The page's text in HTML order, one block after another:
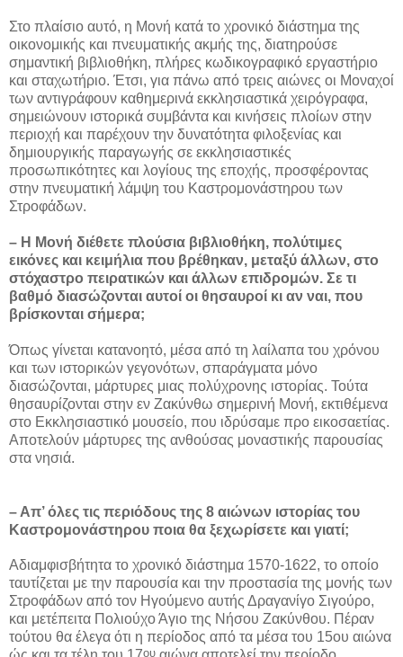
Στο πλαίσιο αυτό, η Μονή κατά το χρονικό διάστημα της
οικονομικής και πνευματικής ακμής της, διατηρούσε
σημαντική βιβλιοθήκη, πλήρες κωδικογραφικό εργαστήριο
και σταχωτήριο. Έτσι, για πάνω από τρεις αιώνες οι Μοναχοί
των αντιγράφουν καθημερινά εκκλησιαστικά χειρόγραφα,
σημειώνουν ιστορικά συμβάντα και κινήσεις πλοίων στην
περιοχή και παρέχουν την δυνατότητα φιλοξενίας και
δημιουργικής παραγωγής σε εκκλησιαστικές
προσωπικότητες και λογίους της εποχής, προσφέροντας
στην πνευματική λάμψη του Καστρομονάστηρου των
Στροφάδων.
– Η Μονή διέθετε πλούσια βιβλιοθήκη, πολύτιμες
εικόνες και κειμήλια που βρέθηκαν, μεταξύ άλλων, στο
στόχαστρο πειρατικών και άλλων επιδρομών. Σε τι
βαθμό διασώζονται αυτοί οι θησαυροί κι αν ναι, που
βρίσκονται σήμερα;
Όπως γίνεται κατανοητό, μέσα από τη λαίλαπα του χρόνου
και των ιστορικών γεγονότων, σπαράγματα μόνο
διασώζονται, μάρτυρες μιας πολύχρονης ιστορίας. Τούτα
θησαυρίζονται στην εν Ζακύνθω σημερινή Μονή, εκτιθέμενα
στο Εκκλησιαστικό μουσείο, που ιδρύσαμε προ εικοσαετίας.
Αποτελούν μάρτυρες της ανθούσας μοναστικής παρουσίας
στα νησιά.
– Απ’ όλες τις περιόδους της 8 αιώνων ιστορίας του
Καστρομονάστηρου ποια θα ξεχωρίσετε και γιατί;
Αδιαμφισβήτητα το χρονικό διάστημα 1570-1622, το οποίο
ταυτίζεται με την παρουσία και την προστασία της μονής των
Στροφάδων από τον Ηγούμενο αυτής Δραγανίγο Σιγούρο,
και μετέπειτα Πολιούχο Άγιο της Νήσου Ζακύνθου. Πέραν
τούτου θα έλεγα ότι η περίοδος από τα μέσα του 15ου αιώνα
ου